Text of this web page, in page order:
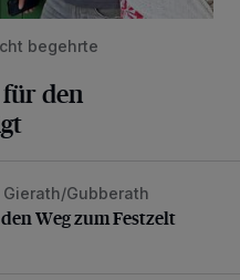
begehrte
den
Weg zum Festzelt
Gubberath
Weg zum Festzelt